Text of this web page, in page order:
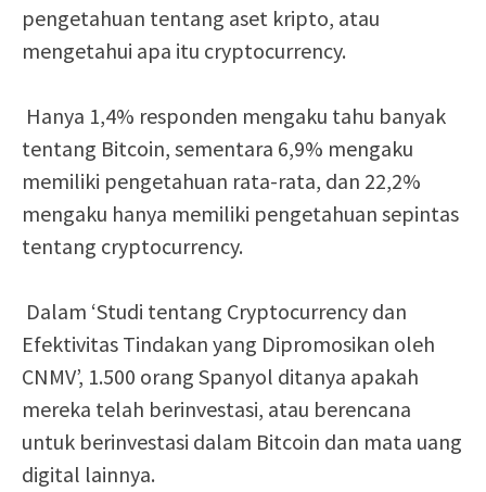
pengetahuan tentang aset kripto, atau
mengetahui apa itu cryptocurrency.
Hanya 1,4% responden mengaku tahu banyak
tentang Bitcoin, sementara 6,9% mengaku
memiliki pengetahuan rata-rata, dan 22,2%
mengaku hanya memiliki pengetahuan sepintas
tentang cryptocurrency.
Dalam ‘Studi tentang Cryptocurrency dan
Efektivitas Tindakan yang Dipromosikan oleh
CNMV’, 1.500 orang Spanyol ditanya apakah
mereka telah berinvestasi, atau berencana
untuk berinvestasi dalam Bitcoin dan mata uang
digital lainnya.